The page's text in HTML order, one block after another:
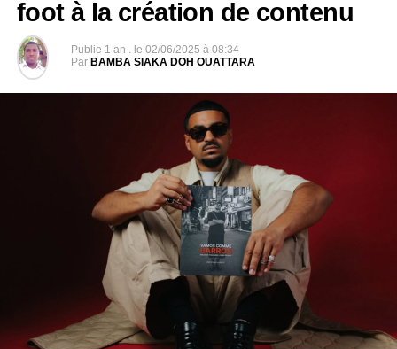
foot à la création de contenu
Publie 1 an . le 02/06/2025 à 08:34
Par BAMBA SIAKA DOH OUATTARA